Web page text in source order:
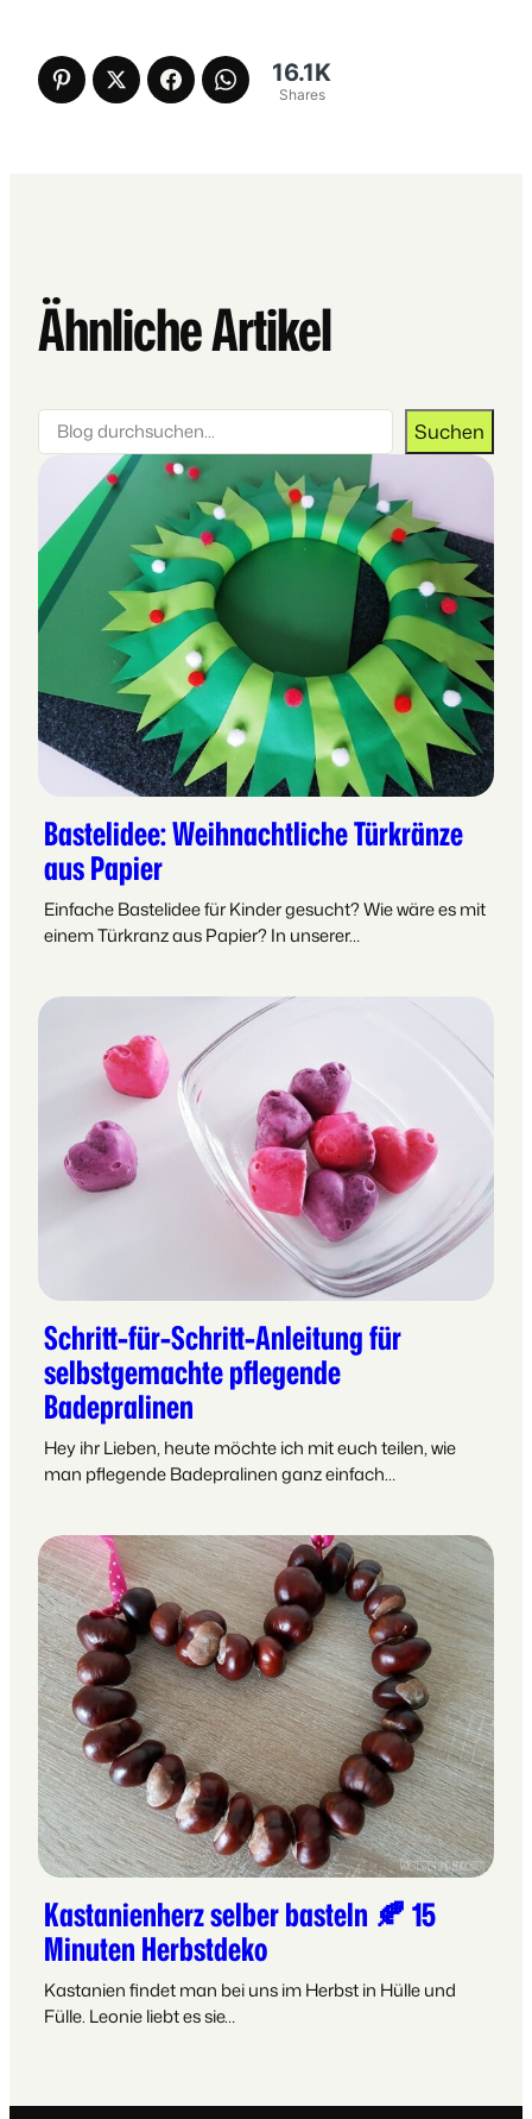
16.1K
Shares
Ähnliche Artikel
Suchen Suchen
Bastelidee: Weihnachtliche Türkränze
aus Papier
Einfache Bastelidee für Kinder gesucht? Wie wäre es mit
einem Türkranz aus Papier? In unserer…
Schritt-für-Schritt-Anleitung für
selbstgemachte pflegende
Badepralinen
Hey ihr Lieben, heute möchte ich mit euch teilen, wie
man pflegende Badepralinen ganz einfach…
Kastanienherz selber basteln 🍂 15
Minuten Herbstdeko
Kastanien findet man bei uns im Herbst in Hülle und
Fülle. Leonie liebt es sie…